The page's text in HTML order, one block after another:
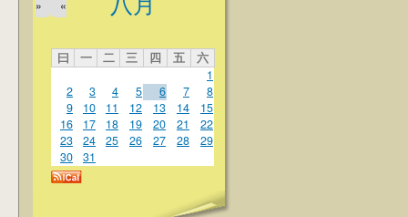
八月
«
»
曰 一 二 三 四 五
六
1
2
3 4 5 6 7
8
9
10 11 12 13 14
15
16
17 18 19 20 21
22
23
24 25 26 27 28
29
30
31